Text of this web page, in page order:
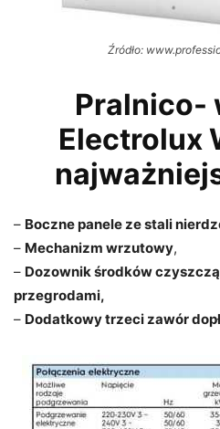
Źródło:
Pralnico-
Electrolux
– Boczne panele ze stali
– Mechanizm wrzutowy,
– Dozownik środków
przegrodami,
– Dodatkowy trzeci zawór